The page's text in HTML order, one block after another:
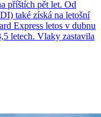
příštích pět let. Od
také získá na letošní
Express letos v dubnu
letech. Vlaky zastavila